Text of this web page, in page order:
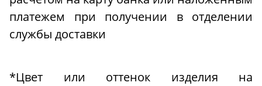
платежем при получении в отделении
службы доставки
*Цвет или оттенок изделия на